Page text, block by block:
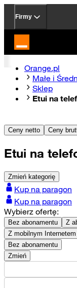
Firmy
Strona główna
Orange.pl
Małe i
Sklep
Etui na
Ceny netto Ceny
Etui na
Zmień kategorię
Kup na paragon
Kup na paragon
Wybierz ofertę:
Bez abonamentu
Z
Z mobilnym
Bez abonamentu
Zmień